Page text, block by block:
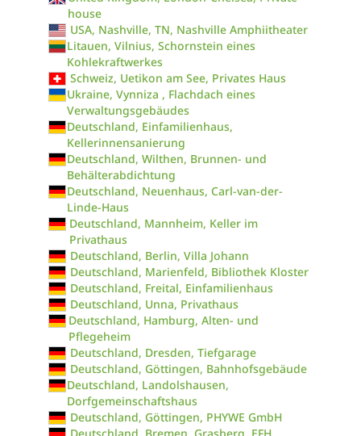
house
USA, Nashville, TN, Nashville Amphiitheater
Litauen, Vilnius, Schornstein eines
Kohlekraftwerkes
Schweiz, Uetikon am See, Privates Haus
Ukraine, Vynniza , Flachdach eines
Verwaltungsgebäudes
Deutschland, Einfamilienhaus,
Kellerinnensanierung
Deutschland, Wilthen, Brunnen- und
Behälterabdichtung
Deutschland, Neuenhaus, Carl-van-der-
Linde-Haus
Deutschland, Mannheim, Keller im
Privathaus
Deutschland, Berlin, Villa Johann
Deutschland, Marienfeld, Bibliothek Kloster
Deutschland, Freital, Einfamilienhaus
Deutschland, Unna, Privathaus
Deutschland, Hamburg, Alten- und
Pflegeheim
Deutschland, Dresden, Tiefgarage
Deutschland, Göttingen, Bahnhofsgebäude
Deutschland, Landolshausen,
Dorfgemeinschaftshaus
Deutschland, Göttingen, PHYWE GmbH